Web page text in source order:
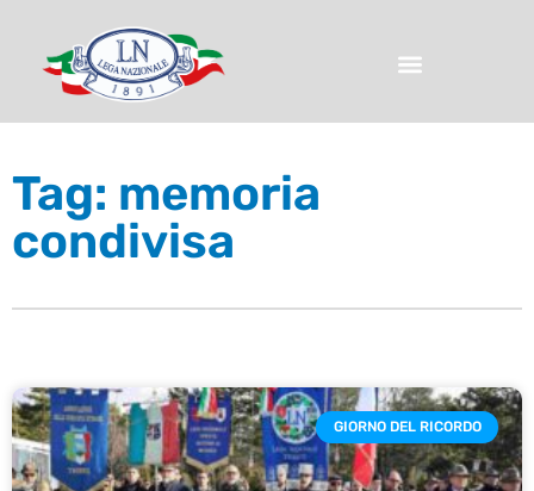
Tag: memoria
condivisa
GIORNO DEL RICORDO